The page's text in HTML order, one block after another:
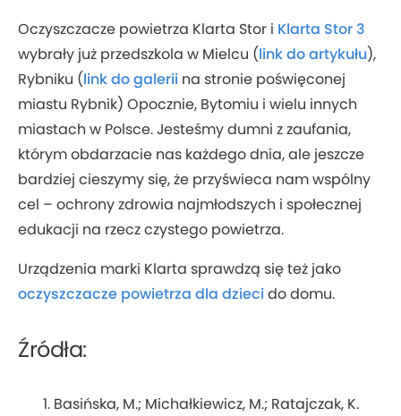
Oczyszczacze powietrza Klarta Stor i Klarta Stor 3
wybrały już przedszkola w Mielcu (link do artykułu),
Rybniku (link do galerii na stronie poświęconej
miastu Rybnik) Opocznie, Bytomiu i wielu innych
miastach w Polsce. Jesteśmy dumni z zaufania,
którym obdarzacie nas każdego dnia, ale jeszcze
bardziej cieszymy się, że przyświeca nam wspólny
cel – ochrony zdrowia najmłodszych i społecznej
edukacji na rzecz czystego powietrza.
Urządzenia marki Klarta sprawdzą się też jako
oczyszczacze powietrza dla dziecido domu.
Źródła:
Basińska, M.; Michałkiewicz, M.; Ratajczak, K.